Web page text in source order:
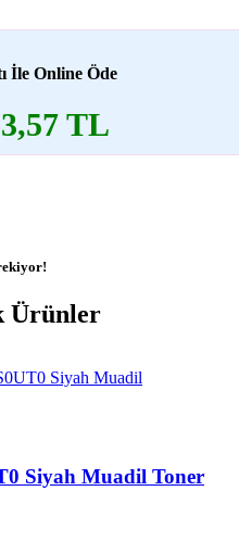
İle Online Öde
TL
Ürünler
Siyah Muadil Toner